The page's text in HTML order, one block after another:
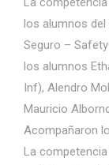
los alumnos
Seguro –
los alumnos
Inf), Alendro
Mauricio
Acompañaron
La